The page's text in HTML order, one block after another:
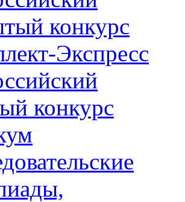
конкурс
Экспресс
конкурс